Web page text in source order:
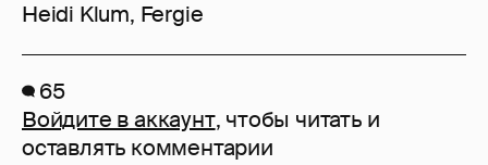
Heidi Klum, Fergie
65
Войдите в аккаунт, чтобы читать и
оставлять комментарии